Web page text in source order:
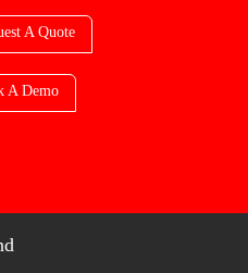
A Quote
A Demo